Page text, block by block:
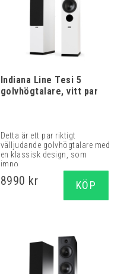
Indiana Line Tesi 5
golvhögtalare, vitt par
Detta är ett par riktigt
välljudande golvhögtalare med
en klassisk design, som
impo...
8990 kr KÖP